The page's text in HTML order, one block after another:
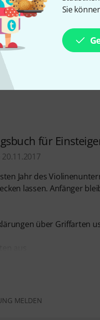
Sie
KOMPETENZ
LERNFAKTOR
für
Jahr des
lassen. Anfänger
über Griffarten
MELDEN